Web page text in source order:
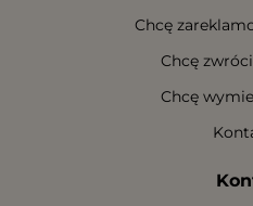
Chcę
Chcę
Chcę